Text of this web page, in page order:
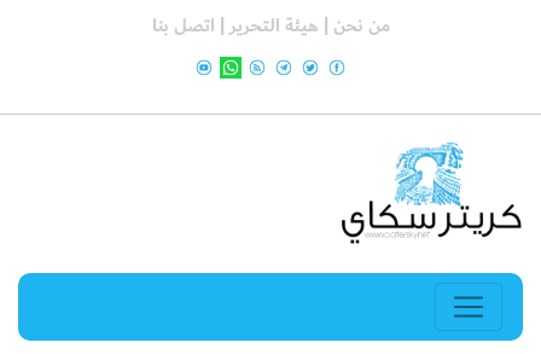
من نحن | هيئة التحرير | اتصل بنا